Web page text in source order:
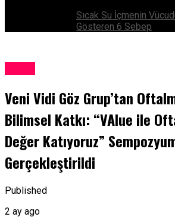
Sıcak Su İçmenin
Gösteren 6 Sebep
Veni Vidi Göz Grup’tan
Bilimsel Katkı: “VAlue ile
Değer Katıyoruz”
Gerçekleştirildi
Published
2 ay ago